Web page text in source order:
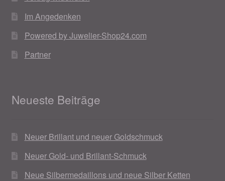
Weihnachtsangebote 2019
Weihnachtsangebote 2020
Widerrufsrecht
Im Angedenken
Powered by Juwelier-Shop24.com
Partner
Neueste Beiträge
Neuer Brillant und neuer Goldschmuck
Neuer Gold- und Brillant-Schmuck
Neue Silbermedaillons und neue Silber Ketten